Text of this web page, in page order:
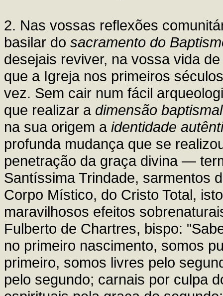
2. Nas vossas reflexões
basilar do sacramento do
desejais reviver, na vossa vida
que a Igreja nos primeiros
vez. Sem cair num fácil
que realizar a dimensão baptismal
na sua origem a identidade
profunda mudança que se
penetração da graça divina —
Santíssima Trindade, sarmentos
Corpo Místico, do Cristo Total,
maravilhosos efeitos
Fulberto de Chartres, bispo:
no primeiro nascimento, somos
primeiro, somos livres pelo
pelo segundo; carnais por culpa